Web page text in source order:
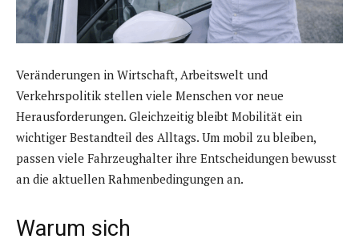
Veränderungen in Wirtschaft, Arbeitswelt und
Verkehrspolitik stellen viele Menschen vor neue
Herausforderungen. Gleichzeitig bleibt Mobilität ein
wichtiger Bestandteil des Alltags. Um mobil zu bleiben,
passen viele Fahrzeughalter ihre Entscheidungen bewusst
an die aktuellen Rahmenbedingungen an.
Warum sich